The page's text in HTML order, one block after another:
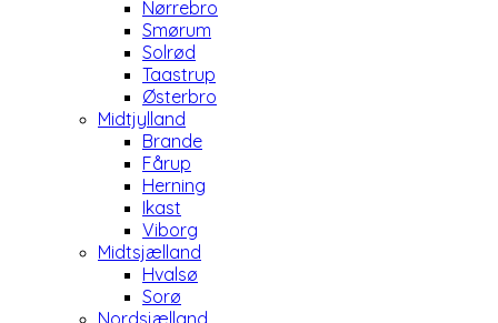
Nørrebro
Smørum
Solrød
Taastrup
Østerbro
Midtjylland
Brande
Fårup
Herning
Ikast
Viborg
Midtsjælland
Hvalsø
Sorø
Nordsjælland